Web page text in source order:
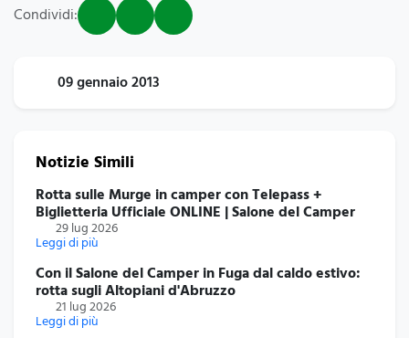
Condividi:
09 gennaio 2013
Notizie Simili
Rotta sulle Murge in camper con Telepass +
Biglietteria Ufficiale ONLINE | Salone del Camper
29 lug 2026
Leggi di più
Con il Salone del Camper in Fuga dal caldo estivo:
rotta sugli Altopiani d'Abruzzo
21 lug 2026
Leggi di più